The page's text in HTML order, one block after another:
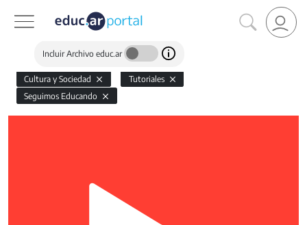
Incluir Archivo educ.ar
Cultura y Sociedad
Tutoriales
Seguimos Educando